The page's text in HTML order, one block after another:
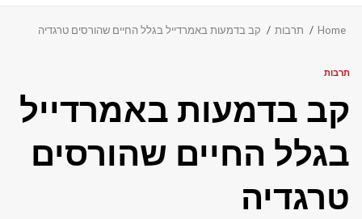
Home תרבות קב בדמעות באמרדייל בגלל החיים שהורסים טרגדיה
תרבות
קב בדמעות באמרדייל
בגלל החיים שהורסים
טרגדיה